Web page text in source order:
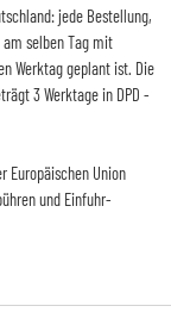
jede Bestellung,
selben Tag mit
Werktag geplant ist. Die
3 Werktage in DPD -
Europäischen Union
und Einfuhr-